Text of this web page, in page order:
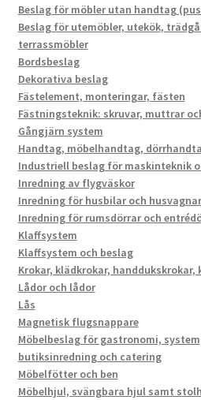
Beslag för möbler utan handtag
Beslag för utemöbler, utekök,
terrassmöbler
Bordsbeslag
Dekorativa beslag
Fästelement, monteringar, fästen
Fästningsteknik: skruvar, muttrar
Gångjärn system
Handtag, möbelhandtag,
Industriell beslag för maskinteknik
Inredning av flygväskor
Inredning för husbilar och husvagnar
Inredning för rumsdörrar och
Klaffsystem
Klaffsystem och beslag
Krokar, klädkrokar,
Lådor och lådor
Lås
Magnetisk flugsnappare
Möbelbeslag för gastronomi,
butiksinredning och catering
Möbelfötter och ben
Möbelhjul, svängbara hjul samt